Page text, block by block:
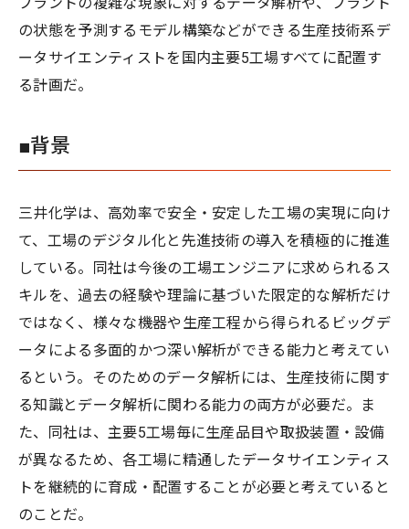
の状態を予測するモデル構築などができる生産技術系デ
ータサイエンティストを国内主要5工場すべてに配置す
る計画だ。
■背景
三井化学は、高効率で安全・安定した工場の実現に向け
て、工場のデジタル化と先進技術の導入を積極的に推進
している。同社は今後の工場エンジニアに求められるス
キルを、過去の経験や理論に基づいた限定的な解析だけ
ではなく、様々な機器や生産工程から得られるビッグデ
ータによる多面的かつ深い解析ができる能力と考えてい
るという。そのためのデータ解析には、生産技術に関す
る知識とデータ解析に関わる能力の両方が必要だ。ま
た、同社は、主要5工場毎に生産品目や取扱装置・設備
が異なるため、各工場に精通したデータサイエンティス
トを継続的に育成・配置することが必要と考えていると
のことだ。